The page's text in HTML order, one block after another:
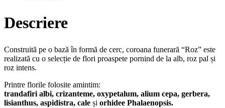
Descriere
Construită pe o bază în formă de cerc, coroana funerară “Roz” este
realizată cu o selecție de flori proaspete pornind de la alb, roz pal și
roz intens.
Printre florile folosite amintim:
trandafiri albi, crizanteme, oxypetalum, alium cepa, gerbera,
lisianthus, aspidistra, cale și orhidee Phalaenopsis.